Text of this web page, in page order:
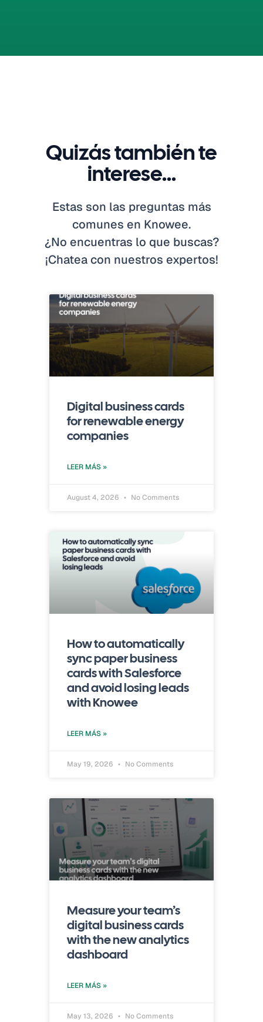
Quizás también te
interese...
Estas son las preguntas más
comunes en Knowee.
¿No encuentras lo que buscas?
¡Chatea con nuestros expertos!
Digital business cards
for renewable energy
companies
LEER MÁS »
August 4, 2026 No Comments
How to automatically
sync paper business
cards with Salesforce
and avoid losing leads
with Knowee
LEER MÁS »
May 19, 2026 No Comments
Measure your team’s
digital business cards
with the new analytics
dashboard
LEER MÁS »
May 13, 2026 No Comments